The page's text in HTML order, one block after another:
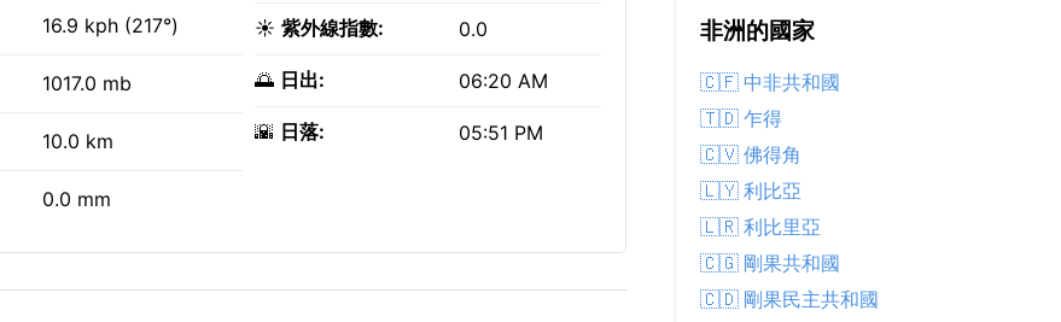
16.9 kph (217°)
1017.0 mb
10.0 km
0.0 mm
☀️ 紫外線指數: 0.0
🌅 日出: 06:20 AM
🌇 日落: 05:51 PM
非洲的國家
🇨🇫 中非共和國
🇹🇩 乍得
🇨🇻 佛得角
🇱🇾 利比亞
🇱🇷 利比里亞
🇨🇬 剛果共和國
🇨🇩 剛果民主共和國